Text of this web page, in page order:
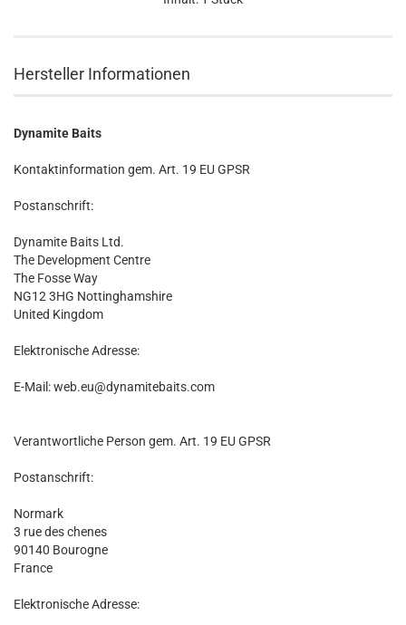
Hersteller Informationen
Dynamite Baits
Kontaktinformation gem. Art. 19 EU GPSR
Postanschrift:
Dynamite Baits Ltd.
The Development Centre
The Fosse Way
NG12 3HG Nottinghamshire
United Kingdom
Elektronische Adresse:
E-Mail: web.eu@dynamitebaits.com
Verantwortliche Person gem. Art. 19 EU GPSR
Postanschrift:
Normark
3 rue des chenes
90140 Bourogne
France
Elektronische Adresse: